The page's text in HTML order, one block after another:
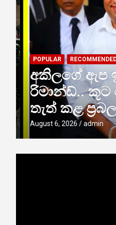
POPULAR RECOMMENDED
අකිලගේ ඇප
රිමාන්ඩ්.. කූට
තැත් කළ
August 6, 2026 admin